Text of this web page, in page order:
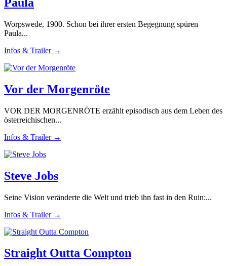
Worpswede, 1900. Schon bei ihrer ersten Begegnung spüren
Paula...
Infos & Trailer →
Vor der Morgenröte
VOR DER MORGENRÖTE erzählt episodisch aus dem Leben des
österreichischen...
Infos & Trailer →
Steve Jobs
Seine Vision veränderte die Welt und trieb ihn fast in den Ruin:...
Infos & Trailer →
Straight Outta Compton